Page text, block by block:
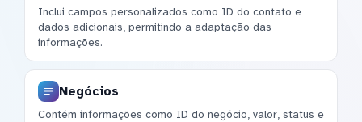
Inclui campos personalizados como ID do contato e
dados adicionais, permitindo a adaptação das
informações.
Negócios
Contém informações como ID do negócio, valor, status e